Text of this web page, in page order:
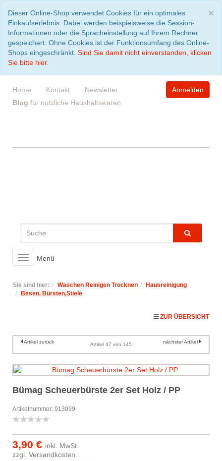
×
Dieser Online-Shop verwendet Cookies für ein optimales
Einkaufserlebnis. Dabei werden beispielsweise die Session-
Informationen oder die Spracheinstellung auf Ihrem Rechner
gespeichert. Ohne Cookies ist der Funktionsumfang des Online-
Shops eingeschränkt. Sind Sie damit nicht einverstanden, klicken
Sie bitte hier.
Home Kontakt
Newsletter
Blog für nützliche Haushaltswaren
Anmelden
Toggle
navigation
Menü
Sie sind hier: Waschen Reinigen Trocknen
Hausreinigung
Besen, Bürsten,Stiele
ZUR ÜBERSICHT
Artikel zurück Artikel 47 von 145 nächster Artikel
Bümag Scheuerbürste 2er Set Holz / PP
Artikelnummer: 913099
3,90 € inkl. MwSt.
zzgl. Versandkosten